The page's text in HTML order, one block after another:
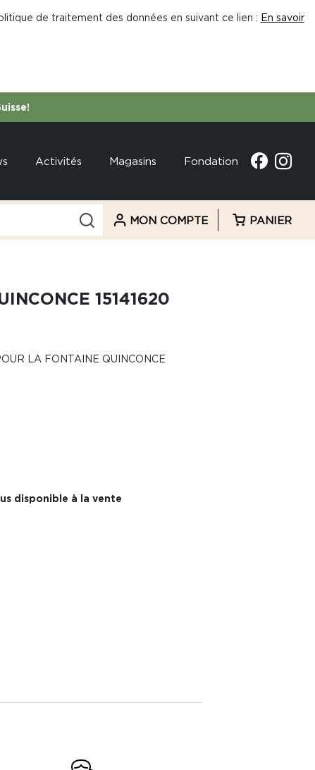
de traitement des données en suivant ce lien : En savoir
Activités Magasins Fondation
MON COMPTE PANIER
15141620
LA FONTAINE QUINCONCE
disponible à la vente